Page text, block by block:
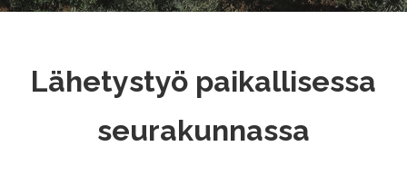
Lähetystyö paikallisessa
seurakunnassa